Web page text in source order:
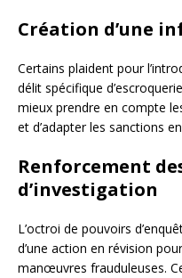
Création d’une
Certains plaident pour
délit spécifique
mieux prendre en compte
et d’adapter les sanctions
Renforcement
d’investigation
L’octroi de pouvoirs
d’une action en révision
manœuvres frauduleuses.